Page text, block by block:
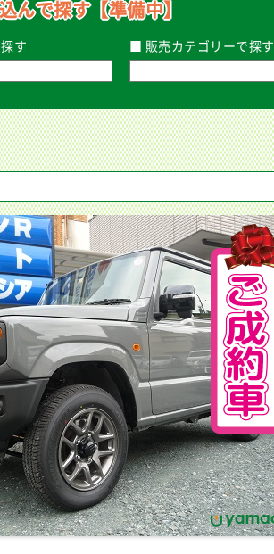
んで探す【準備中】
す ■ 販売カテゴリーで探す